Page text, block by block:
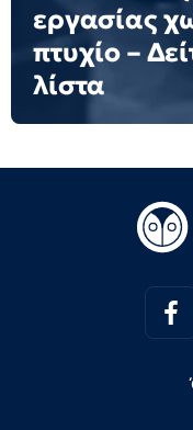
εργασίας
πτυχίο –
λίστα